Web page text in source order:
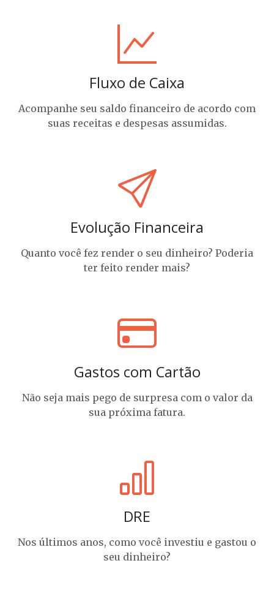
Fluxo de Caixa
Acompanhe seu saldo financeiro de acordo com
suas receitas e despesas assumidas.
Evolução Financeira
Quanto você fez render o seu dinheiro? Poderia
ter feito render mais?
Gastos com Cartão
Não seja mais pego de surpresa com o valor da
sua próxima fatura.
DRE
Nos últimos anos, como você investiu e gastou o
seu dinheiro?